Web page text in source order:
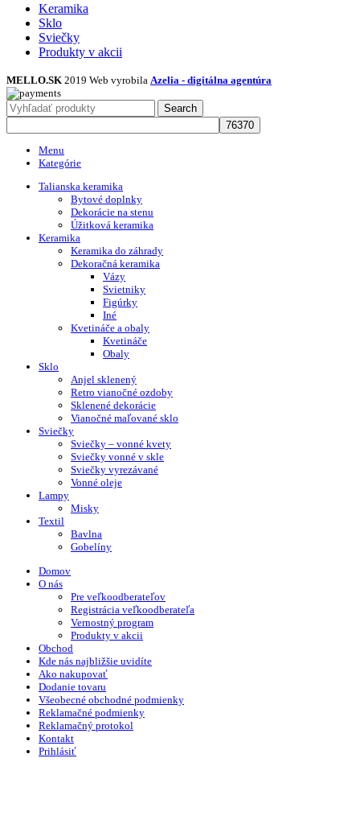
Keramika
Sklo
Sviečky
Produkty v akcii
MELLO.SK 2019 Web vyrobila Azelia - digitálna agentúra
Search
Menu
Kategórie
Talianska keramika
Bytové doplnky
Dekorácie na stenu
Úžitková keramika
Keramika
Keramika do záhrady
Dekoračná keramika
Vázy
Svietniky
Figúrky
Iné
Kvetináče a obaly
Kvetináče
Obaly
Sklo
Anjel sklenený
Retro vianočné ozdoby
Sklenené dekorácie
Vianočné maľované sklo
Sviečky
Sviečky – vonné kvety
Sviečky vonné v skle
Sviečky vyrezávané
Vonné oleje
Lampy
Misky
Textil
Bavlna
Gobelíny
Domov
O nás
Pre veľkoodberateľov
Registrácia veľkoodberateľa
Vernostný program
Produkty v akcii
Obchod
Kde nás najbližšie uvidíte
Ako nakupovať
Dodanie tovaru
Všeobecné obchodné podmienky
Reklamačné podmienky
Reklamačný protokol
Kontakt
Prihlásiť